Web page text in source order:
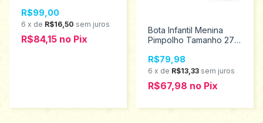
036.006.0992
R$99,00
6 x de R$16,50 sem juros
R$84,15 no Pix
Bota Infantil Menina
Pimpolho Tamanho 27 -
R$79,98
6 x de R$13,33 sem juros
R$67,98 no Pix